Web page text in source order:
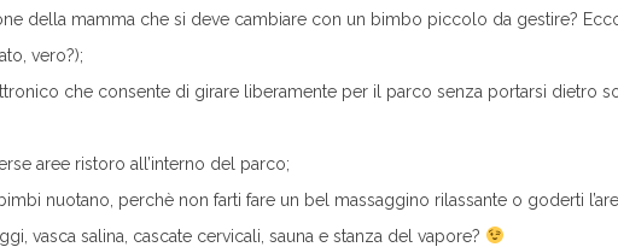
della mamma che si deve cambiare con un bimbo piccolo da gestire?
vero?);
che consente di girare liberamente per il parco senza portarsi dietro
aree ristoro all’interno del parco;
nuotano, perchè non farti fare un bel massaggino rilassante o goderti
vasca salina, cascate cervicali, sauna e stanza del vapore?